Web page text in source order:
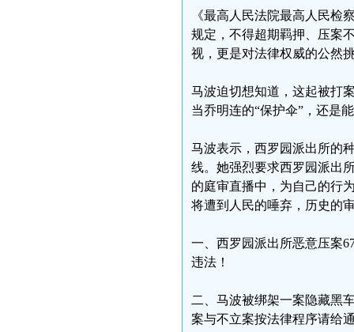
《最高人民法院最高人民检
规定，不得超期羁押、压案
视，更是对法律权威的公然
马波迫切想知道，这起被打
当乔明连的“保护伞”，还是
马波表示，西罗园派出所的
线。她强烈要求西罗园派出
的庭审直播中，为自己的行
将遭到人民的唾弃，历史的
一、西罗园派出所恶意压案
违法！
二、马波被绑架一案隐藏黑
案与不立案按法律程序请给